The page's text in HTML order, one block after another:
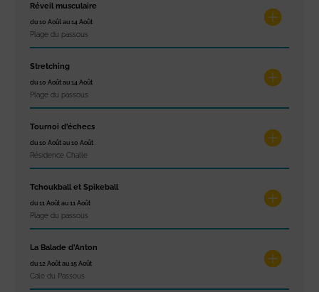
Réveil musculaire
du 10 Août au 14 Août
Plage du passous
Stretching
du 10 Août au 14 Août
Plage du passous
Tournoi d’échecs
du 10 Août au 10 Août
Résidence Challe
Tchoukball et Spikeball
du 11 Août au 11 Août
Plage du passous
La Balade d’Anton
du 12 Août au 15 Août
Cale du Passous